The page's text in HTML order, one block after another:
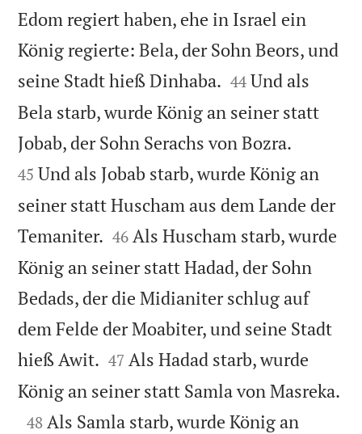
Edom regiert haben, ehe in Israel ein
König regierte: Bela, der Sohn Beors, und
seine Stadt hieß Dinhaba. 

44 Und als
Bela starb, wurde König an seiner statt
Jobab, der Sohn Serachs von Bozra.
45 Und als Jobab starb, wurde König an
seiner statt Huscham aus dem Lande der
Temaniter. 

46 Als Huscham starb, wurde
König an seiner statt Hadad, der Sohn
Bedads, der die Midianiter schlug auf
dem Felde der Moabiter, und seine Stadt
hieß Awit. 

47 Als Hadad starb, wurde
König an seiner statt Samla von Masreka.

48 Als Samla starb, wurde König an